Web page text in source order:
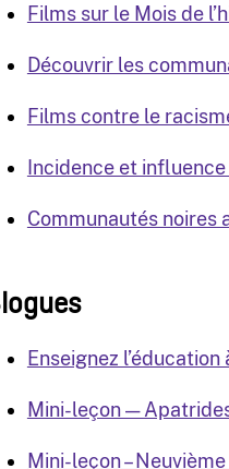
Films sur le Mois de
Découvrir les
Films contre le
Incidence et influence
Communautés noires
Enseignez
Mini-leçon —
Mini-leçon –